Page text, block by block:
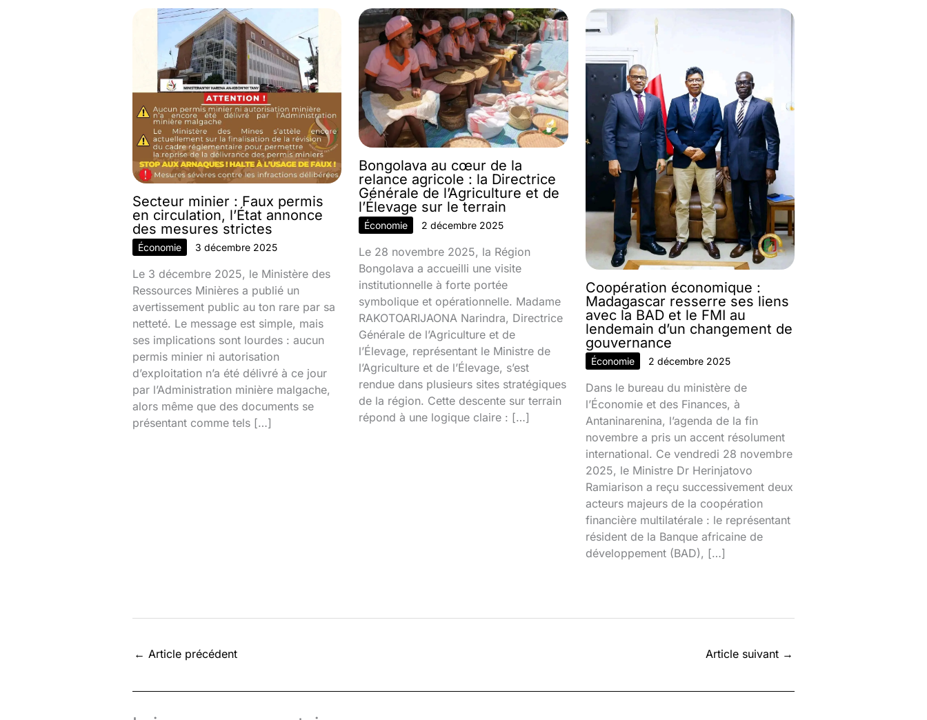
Secteur minier : Faux permis
en circulation, l’État annonce
des mesures strictes
Économie 3 décembre 2025
Le 3 décembre 2025, le Ministère des
Ressources Minières a publié un
avertissement public au ton rare par sa
netteté. Le message est simple, mais
ses implications sont lourdes : aucun
permis minier ni autorisation
d’exploitation n’a été délivré à ce jour
par l’Administration minière malgache,
alors même que des documents se
présentant comme tels […]
Bongolava au cœur de la
relance agricole : la Directrice
Générale de l’Agriculture et de
l’Élevage sur le terrain
Économie 2 décembre 2025
Le 28 novembre 2025, la Région
Bongolava a accueilli une visite
institutionnelle à forte portée
symbolique et opérationnelle. Madame
RAKOTOARIJAONA Narindra, Directrice
Générale de l’Agriculture et de
l’Élevage, représentant le Ministre de
l’Agriculture et de l’Élevage, s’est
rendue dans plusieurs sites stratégiques
de la région. Cette descente sur terrain
répond à une logique claire : […]
Coopération économique :
Madagascar resserre ses liens
avec la BAD et le FMI au
lendemain d’un changement de
gouvernance
Économie 2 décembre 2025
Dans le bureau du ministère de
l’Économie et des Finances, à
Antaninarenina, l’agenda de la fin
novembre a pris un accent résolument
international. Ce vendredi 28 novembre
2025, le Ministre Dr Herinjatovo
Ramiarison a reçu successivement deux
acteurs majeurs de la coopération
financière multilatérale : le représentant
résident de la Banque africaine de
développement (BAD), […]
← Article précédent Article suivant →